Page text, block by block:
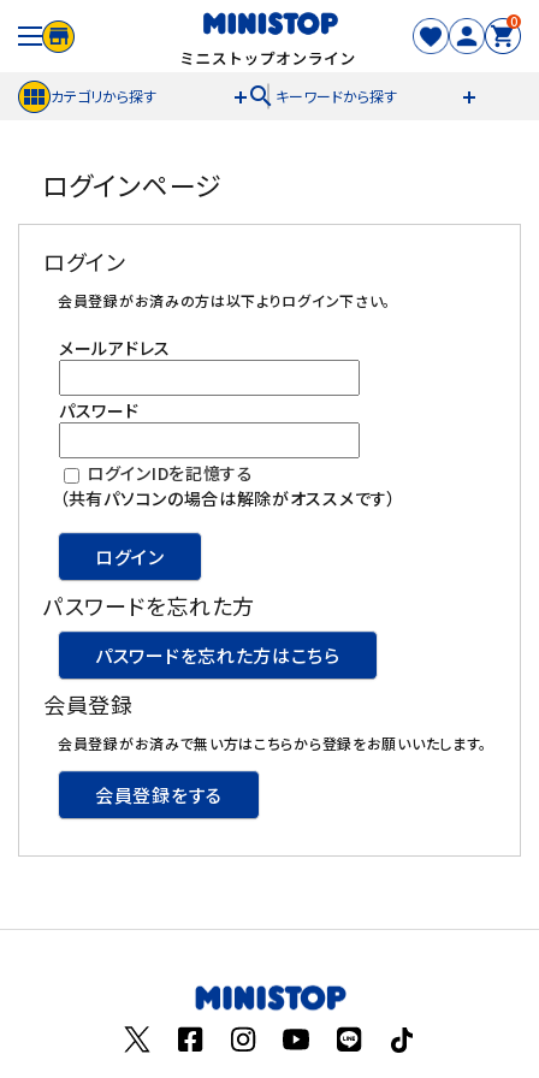
0
カテゴリから探す search キーワードから探す
meeting_room ログイン person 新規登録
セール商品
カテゴリから探す
冷凍食品
スイーツ
お菓子
酒類
日用品
ギフト
ログインページ
ログイン
会員登録がお済みの方は以下よりログイン下さい。
メールアドレス
パスワード
ログインIDを記憶する
（共有パソコンの場合は解除がオススメです）
ログイン
パスワードを忘れた方
パスワードを忘れた方はこちら
会員登録
会員登録がお済みで無い方はこちらから登録をお願いいたします。
会員登録をする